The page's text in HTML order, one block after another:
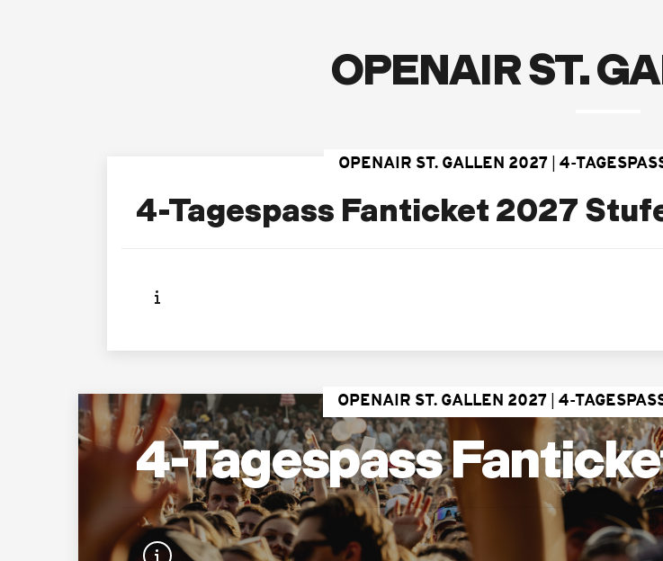
OPENAIR ST.
OPENAIR ST. GALLEN 2027 4-
4-Tagespass Fanticket 2027
OPENAIR ST. GALLEN 2027 4-
4-Tagespass